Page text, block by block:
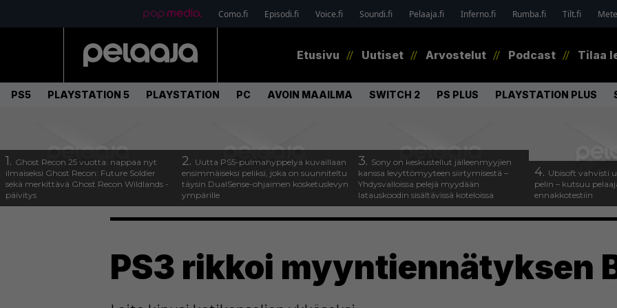
Como.fi Episodi.fi Voice.fi Soundi.fi Pelaaja.fi Inferno.fi Rumba.fi Tilt.fi
Etusivu Uutiset Arvostelut Podcast Tilaa
PS5 PLAYSTATION 5 PLAYSTATION PC AVOIN MAAILMA SWITCH 2 PS PLUS PLAYSTATION PLUS
1. Ghost Recon 25 vuotta: nappaa nyt
ilmaiseksi Ghost Recon: Future Soldier
sekä merkittävä Ghost Recon Wildlands -
päivitys
2. Uutta PS5-pulmahyppelyä kuvaillaan
ensimmäiseksi peliksi, joka on suunniteltu
täysin DualSense-ohjaimen kosketuslevyn
ympärille
3. Sony on keskustellut jälleenmyyjien
kanssa levyttömyyteen siirtymisestä –
Yhdysvalloissa pelejä myydään
latauskoodin sisältävissä koteloissa
4. Ubisoft vahvisti
pelin – kutsuu
ennakkotestiin
PS3 rikkoi myyntiennätyksen